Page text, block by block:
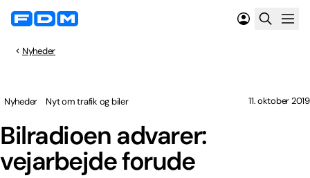
Nyheder
Bilradioen advarer:
vejarbejde forude
Nyheder Nyt om trafik og biler 11. oktober 2019